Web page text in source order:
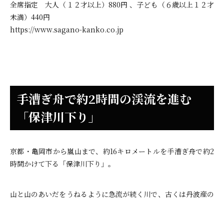
全席指定 大人（１２才以上）880円 、子ども（６歳以上１２才
未満）440円
https://www.sagano-kanko.co.jp
手漕ぎ舟で約2時間の渓流を進む
「保津川下り」
京都・亀岡市から嵐山まで、約16キロメートルを手漕ぎ舟で約2
時間かけて下る「保津川下り」。
山と山のあいだをうねるように急流が続く川で、古くは丹波産の